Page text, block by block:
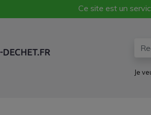
Ce site est un
Je